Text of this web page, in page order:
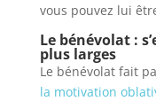
vous pouvez lui
Le bénévolat :
plus larges
Le bénévolat fait
la motivation